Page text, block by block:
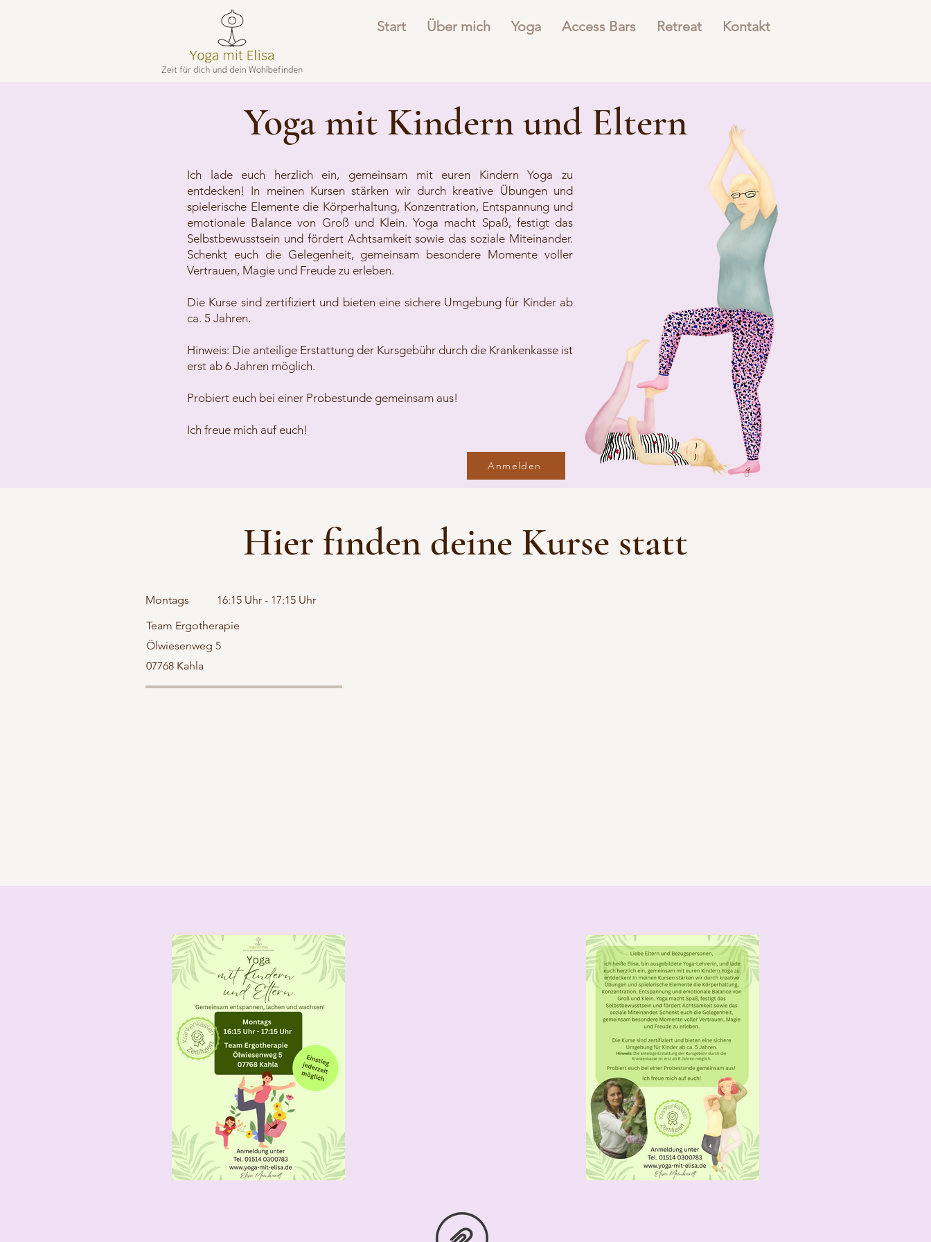
Start Über mich Yoga Access Bars Retreat Kontakt
Yoga mit Kindern und Eltern
Ich lade euch herzlich ein, gemeinsam mit euren Kindern Yoga zu
entdecken! In meinen Kursen stärken wir durch kreative Übungen und
spielerische Elemente die Körperhaltung, Konzentration, Entspannung und
emotionale Balance von Groß und Klein. Yoga macht Spaß, festigt das
Selbstbewusstsein und fördert Achtsamkeit sowie das soziale Miteinander.
Schenkt euch die Gelegenheit, gemeinsam besondere Momente voller
Vertrauen, Magie und Freude zu erleben.
Die Kurse sind zertifiziert und bieten eine sichere Umgebung für Kinder ab
ca. 5 Jahren.
Hinweis: Die anteilige Erstattung der Kursgebühr durch die Krankenkasse ist
erst ab 6 Jahren möglich.
Probiert euch bei einer Probestunde gemeinsam aus!
Ich freue mich auf euch!
Anmelden
Hier finden deine Kurse statt
Montags
16:15 Uhr - 17:15 Uhr
Team Ergotherapie
Ölwiesenweg 5
07768 Kahla